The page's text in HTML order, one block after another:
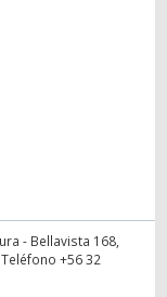
- Bellavista 168,
+56 32